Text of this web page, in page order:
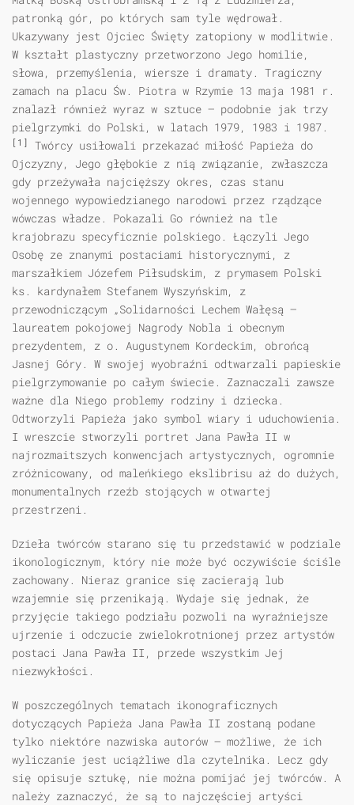
patronką gór, po których sam tyle wędrował.
Ukazywany jest Ojciec Święty zatopiony w modlitwie.
W kształt plastyczny przetworzono Jego homilie,
słowa, przemyślenia, wiersze i dramaty. Tragiczny
zamach na placu Św. Piotra w Rzymie 13 maja 1981 r.
znalazł również wyraz w sztuce — podobnie jak trzy
pielgrzymki do Polski, w latach 1979, 1983 i 1987.
[1]
Twórcy usiłowali przekazać miłość Papieża do
Ojczyzny, Jego głębokie z nią związanie, zwłaszcza
gdy przeżywała najcięższy okres, czas stanu
wojennego wypowiedzianego narodowi przez rządzące
wówczas władze. Pokazali Go również na tle
krajobrazu specyficznie polskiego. Łączyli Jego
Osobę ze znanymi postaciami historycznymi, z
marszałkiem Józefem Piłsudskim, z prymasem Polski
ks. kardynałem Stefanem Wyszyńskim, z
przewodniczącym „Solidarności Lechem Wałęsą —
laureatem pokojowej Nagrody Nobla i obecnym
prezydentem, z o. Augustynem Kordeckim, obrońcą
Jasnej Góry. W swojej wyobraźni odtwarzali papieskie
pielgrzymowanie po całym świecie. Zaznaczali zawsze
ważne dla Niego problemy rodziny i dziecka.
Odtworzyli Papieża jako symbol wiary i uduchowienia.
I wreszcie stworzyli portret Jana Pawła II w
najrozmaitszych konwencjach artystycznych, ogromnie
zróżnicowany, od maleńkiego ekslibrisu aż do dużych,
monumentalnych rzeźb stojących w otwartej
przestrzeni.
Dzieła twórców starano się tu przedstawić w podziale
ikonologicznym, który nie może być oczywiście ściśle
zachowany. Nieraz granice się zacierają lub
wzajemnie się przenikają. Wydaje się jednak, że
przyjęcie takiego podziału pozwoli na wyraźniejsze
ujrzenie i odczucie zwielokrotnionej przez artystów
postaci Jana Pawła II, przede wszystkim Jej
niezwykłości.
W poszczególnych tematach ikonograficznych
dotyczących Papieża Jana Pawła II zostaną podane
tylko niektóre nazwiska autorów — możliwe, że ich
wyliczanie jest uciążliwe dla czytelnika. Lecz gdy
się opisuje sztukę, nie można pomijać jej twórców. A
należy zaznaczyć, że są to najczęściej artyści